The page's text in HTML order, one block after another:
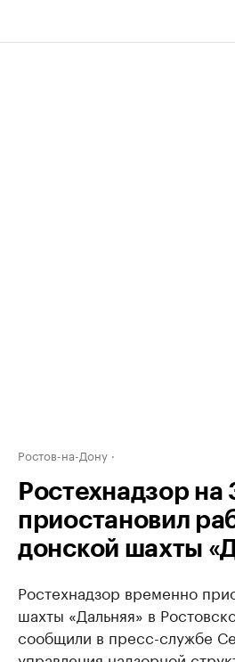
Ростов-на-Дону
Ростехнадзор на
приостановил
донской шахты
Ростехнадзор временно
шахты «Дальняя» в
сообщили в пресс-службе